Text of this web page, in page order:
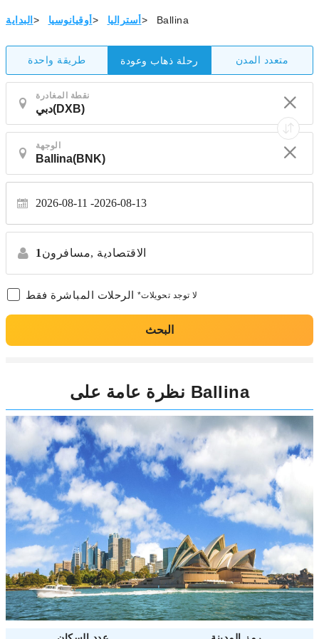
البداية > أوقيانوسيا > أستراليا > Ballina
طريقة واحدة رحلة ذهاب وعودة متعدد المدن
نقطة المغادرة
الوجهة
2026-08-11 2026-08-13
1 مسافرون, الاقتصادية
الرحلات المباشرة فقط *لا توجد تحويلات
البحث
نظرة عامة على Ballina